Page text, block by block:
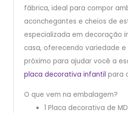
fábrica, ideal para compor
aconchegantes e cheios de
especializada em decoração
casa, oferecendo variedade
próximo para ajudar você a
placa decorativa infantil para
O que vem na embalagem?
1 Placa decorativa de